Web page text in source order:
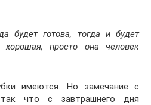
будет готова, тогда и будет
просто она человек
имеются. Но замечание с
что с завтрашнего дня